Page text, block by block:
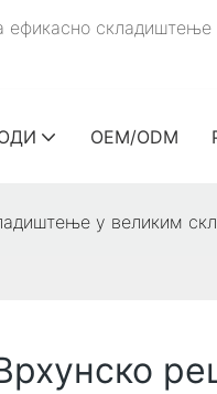
OEM/ODM
у великим